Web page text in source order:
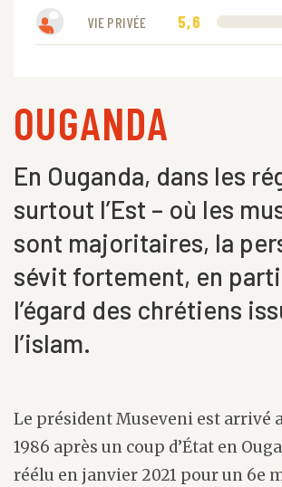
VIE PRIVÉE 5,6
OUGANDA
En Ouganda, dans les
surtout l’Est – où les
sont majoritaires, la
sévit fortement, en
l’égard des chrétiens
l’islam.
Le président Museveni est arrivé
1986 après un coup d’État en
réélu en janvier 2021 pour un 6e